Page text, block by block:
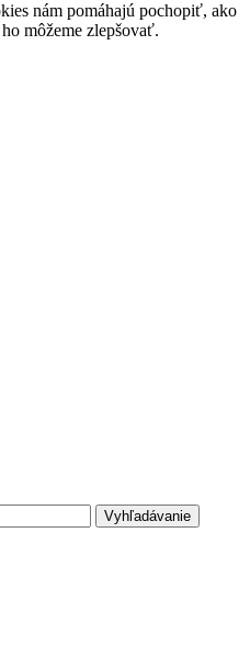
nám pomáhajú pochopiť, ako
môžeme zlepšovať.
Vyhľadávanie